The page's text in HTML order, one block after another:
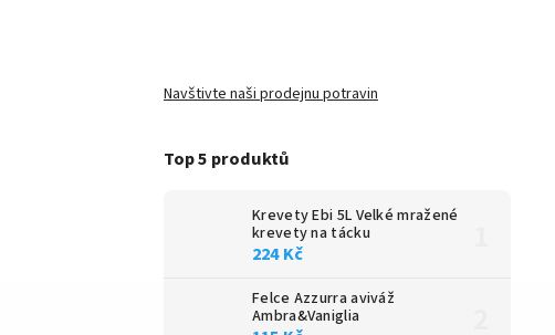
Navštivte naši prodejnu potravin
Top 5 produktů
Krevety Ebi 5L Velké mražené
krevety na tácku
224 Kč
Felce Azzurra aviváž
Ambra&Vaniglia